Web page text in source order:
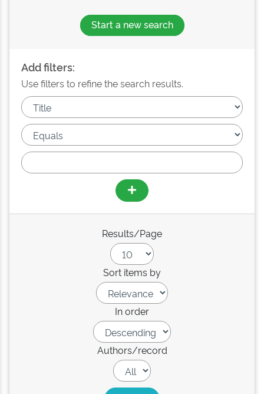
Start a new search
Add filters:
Use filters to refine the search results.
Results/Page
Sort items by
In order
Authors/record